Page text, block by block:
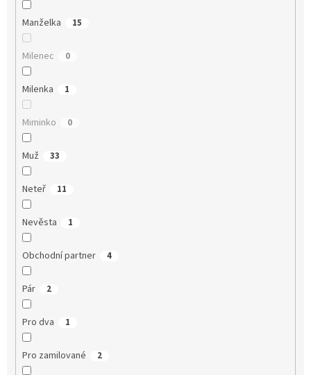
Manželka 15
Milenec 0
Milenka 1
Miminko 0
Muž 33
Neteř 11
Nevěsta 1
Obchodní partner 4
Pár 2
Pro dva 1
Pro zamilované 2